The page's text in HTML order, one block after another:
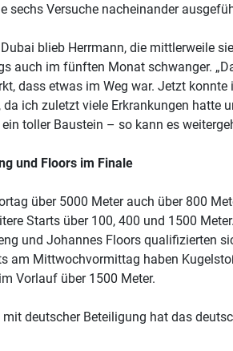
sechs Versuche nacheinander
blieb Herrmann, die mittlerweile
auch im fünften Monat schwanger.
dass etwas im Weg war. Jetzt
ich zuletzt viele Erkrankungen
toller Baustein – so kann es
und Floors im Finale
über 5000 Meter auch über 800
Starts über 100, 400 und 1500
und Johannes Floors qualifizierten
am Mittwochvormittag haben
Vorlauf über 1500 Meter.
deutscher Beteiligung hat das